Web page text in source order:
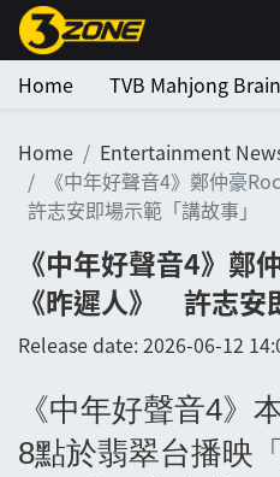
Home
TVB Mahjong
Home
Entertainment
《中年好聲音4》鄭仲豪
許志安即場示範「講故事」
《中年好聲音4》鄭
《昨遲人》 許志安
Release date: 2026-06-12
《中年好聲音4》
8點於翡翠台播映「